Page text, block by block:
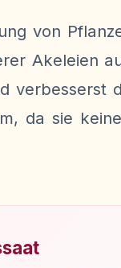
von
Akeleien
verbesserst
da sie